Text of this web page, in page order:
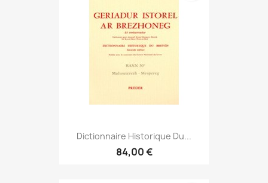
Dictionnaire Historique Du...
84,00 €